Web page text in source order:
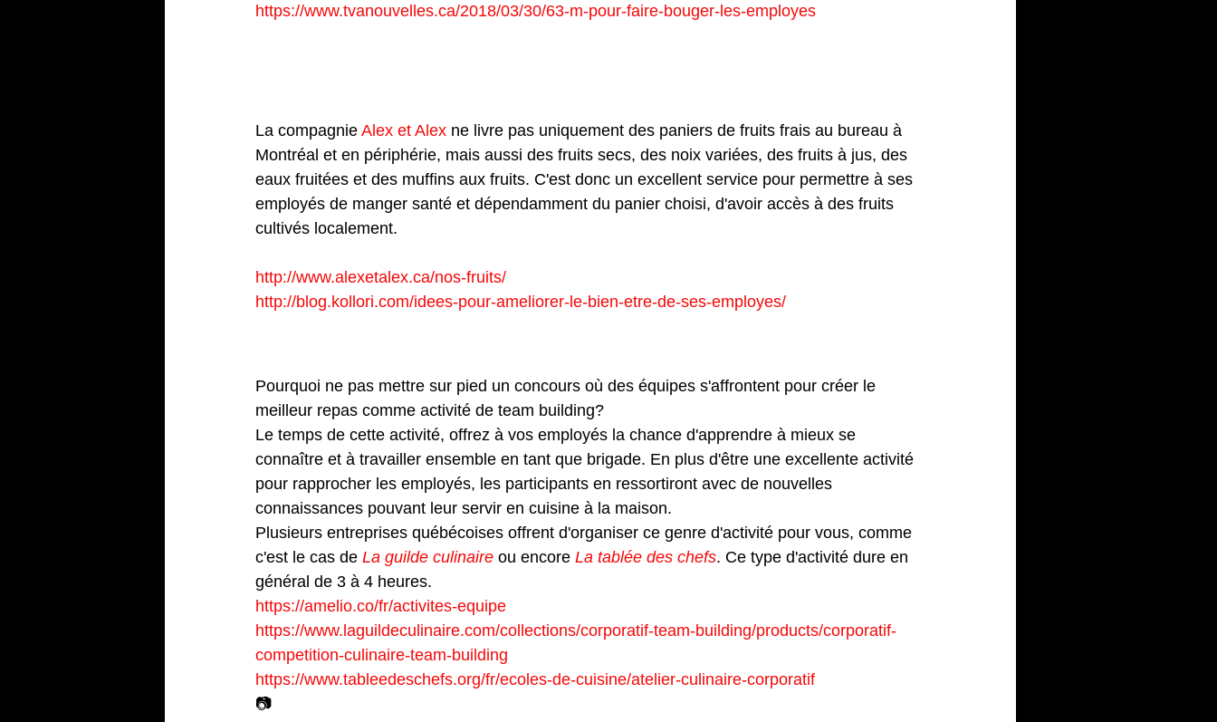
https://www.tvanouvelles.ca/2018/03/30/63-m-pour-faire-bouger-les-employes
La compagnie Alex et Alex ne livre pas uniquement des paniers de fruits frais au bureau à
Montréal et en périphérie, mais aussi des fruits secs, des noix variées, des fruits à jus, des
eaux fruitées et des muffins aux fruits. C'est donc un excellent service pour permettre à ses
employés de manger santé et dépendamment du panier choisi, d'avoir accès à des fruits
cultivés localement.
http://www.alexetalex.ca/nos-fruits/
http://blog.kollori.com/idees-pour-ameliorer-le-bien-etre-de-ses-employes/
Pourquoi ne pas mettre sur pied un concours où des équipes s'affrontent pour créer le
meilleur repas comme activité de team building?
Le temps de cette activité, offrez à vos employés la chance d'apprendre à mieux se
connaître et à travailler ensemble en tant que brigade. En plus d'être une excellente activité
pour rapprocher les employés, les participants en ressortiront avec de nouvelles
connaissances pouvant leur servir en cuisine à la maison.
Plusieurs entreprises québécoises offrent d'organiser ce genre d'activité pour vous, comme
c'est le cas de La guilde culinaire ou encore La tablée des chefs. Ce type d'activité dure en
général de 3 à 4 heures.
https://amelio.co/fr/activites-equipe
https://www.laguildeculinaire.com/collections/corporatif-team-building/products/corporatif-
competition-culinaire-team-building
https://www.tableedeschefs.org/fr/ecoles-de-cuisine/atelier-culinaire-corporatif
📷